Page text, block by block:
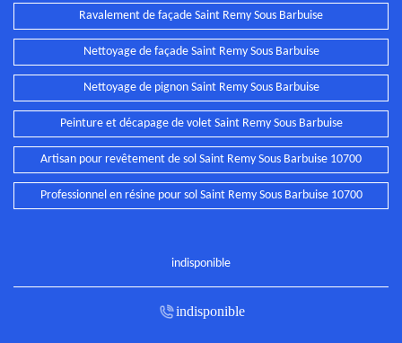
Ravalement de façade Saint Remy Sous Barbuise
Nettoyage de façade Saint Remy Sous Barbuise
Nettoyage de pignon Saint Remy Sous Barbuise
Peinture et décapage de volet Saint Remy Sous Barbuise
Artisan pour revêtement de sol Saint Remy Sous Barbuise 10700
Professionnel en résine pour sol Saint Remy Sous Barbuise 10700
indisponible
indisponible